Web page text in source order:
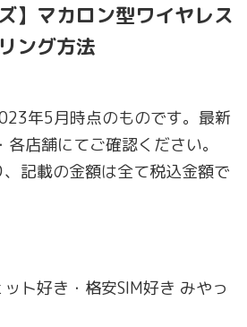
】マカロン型ワイヤレス
ング方法
年5月時点のものです。最新
店舗にてご確認ください。
記載の金額は全て税込金額で
ト好き・格安SIM好き みやっ